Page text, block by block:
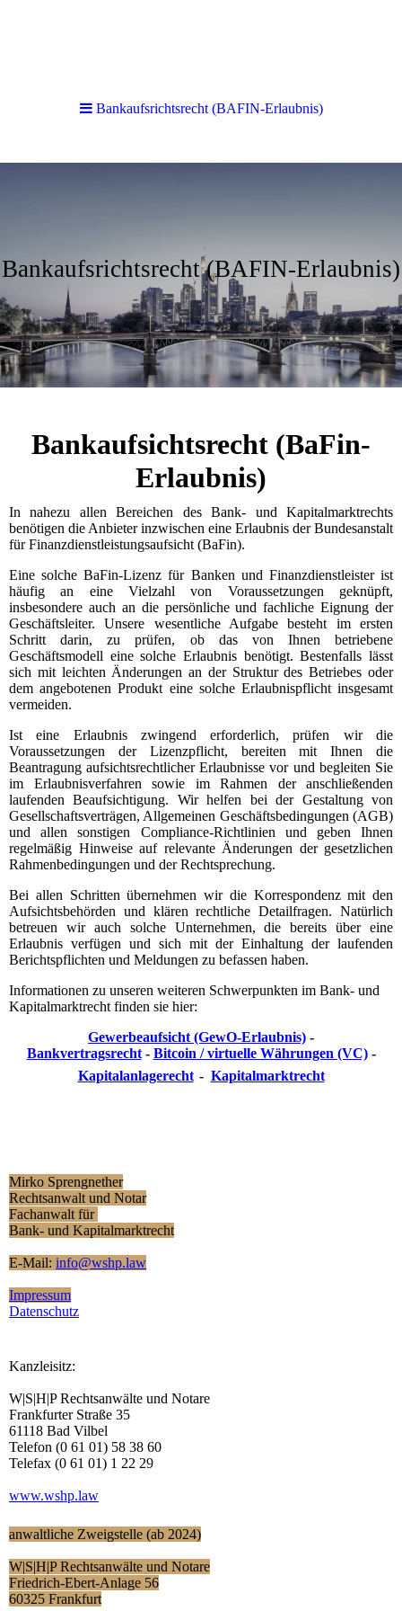
Bankaufsrichtsrecht (BAFIN-Erlaubnis)
Bankaufsichtsrecht (BaFin-
Erlaubnis)
In nahezu allen Bereichen des Bank- und Kapitalmarktrechts
benötigen die Anbieter inzwischen eine Erlaubnis der Bundesanstalt
für Finanzdienstleistungsaufsicht (BaFin).
Eine solche BaFin-Lizenz für Banken und Finanzdienstleister ist
häufig an eine Vielzahl von Voraussetzungen geknüpft,
insbesondere auch an die persönliche und fachliche Eignung der
Geschäftsleiter. Unsere wesentliche Aufgabe besteht im ersten
Schritt darin, zu prüfen, ob das von Ihnen betriebene
Geschäftsmodell eine solche Erlaubnis benötigt. Bestenfalls lässt
sich mit leichten Änderungen an der Struktur des Betriebes oder
dem angebotenen Produkt eine solche Erlaubnispflicht insgesamt
vermeiden.
Ist eine Erlaubnis zwingend erforderlich, prüfen wir die
Voraussetzungen der Lizenzpflicht, bereiten mit Ihnen die
Beantragung aufsichtsrechtlicher Erlaubnisse vor und begleiten Sie
im Erlaubnisverfahren sowie im Rahmen der anschließenden
laufenden Beaufsichtigung. Wir helfen bei der Gestaltung von
Gesellschaftsverträgen, Allgemeinen Geschäftsbedingungen (AGB)
und allen sonstigen Compliance-Richtlinien und geben Ihnen
regelmäßig Hinweise auf relevante Änderungen der gesetzlichen
Rahmenbedingungen und der Rechtsprechung.
Bei allen Schritten übernehmen wir die Korrespondenz mit den
Aufsichtsbehörden und klären rechtliche Detailfragen. Natürlich
betreuen wir auch solche Unternehmen, die bereits über eine
Erlaubnis verfügen und sich mit der Einhaltung der laufenden
Berichtspflichten und Meldungen zu befassen haben.
Informationen zu unseren weiteren Schwerpunkten im Bank- und
Kapitalmarktrecht finden sie hier:
Gewerbeaufsicht (GewO-Erlaubnis) -
Bankvertragsrecht- Bitcoin / virtuelle Währungen (VC)-
Kapitalanlagerecht - Kapitalmarktrecht
Mirko Sprengnether
Rechtsanwalt und Notar
Fachanwalt für
Bank- und Kapitalmarktrecht
E-Mail: info@wshp.law
Impressum
Datenschutz
Kanzleisitz:
W|S|H|P Rechtsanwälte und Notare
Frankfurter Straße 35
61118 Bad Vilbel
Telefon (0 61 01) 58 38 60
Telefax (0 61 01) 1 22 29
www.wshp.law
anwaltliche Zweigstelle (ab 2024)
W|S|H|P Rechtsanwälte und Notare
Friedrich-Ebert-Anlage 56
60325 Frankfurt
Bankaufsrichtsrecht (BAFIN-Erlaubnis)